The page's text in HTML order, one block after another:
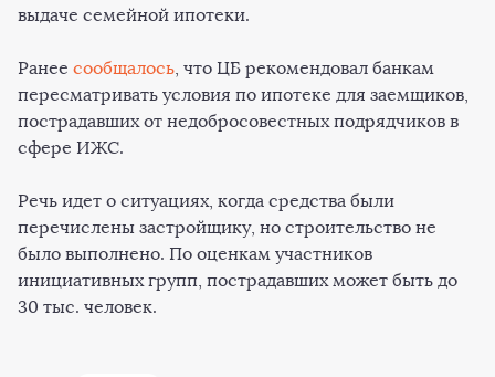
выдаче семейной ипотеки.
Ранее сообщалось, что ЦБ рекомендовал банкам
пересматривать условия по ипотеке для заемщиков,
пострадавших от недобросовестных подрядчиков в
сфере ИЖС.
Речь идет о ситуациях, когда средства были
перечислены застройщику, но строительство не
было выполнено. По оценкам участников
инициативных групп, пострадавших может быть до
30 тыс. человек.